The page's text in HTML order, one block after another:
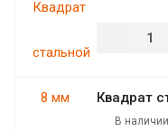
Квадрат
В наличии